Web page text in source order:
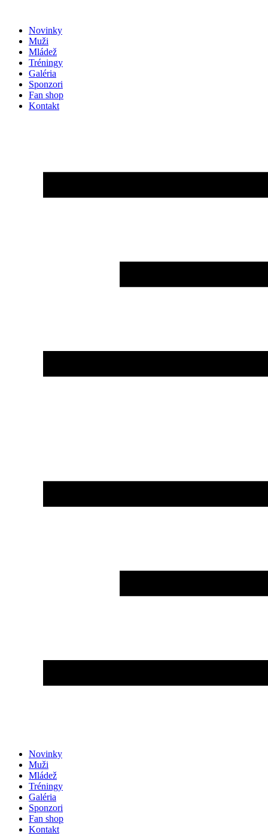
obsah
Novinky
Muži
Mládež
Tréningy
Galéria
Sponzori
Fan shop
Kontakt
Novinky
Muži
Mládež
Tréningy
Galéria
Sponzori
Fan shop
Kontakt